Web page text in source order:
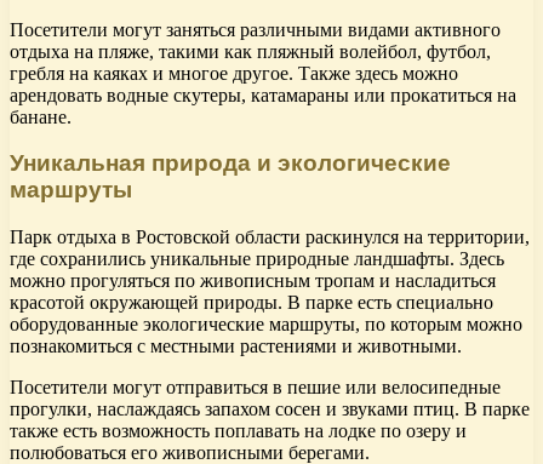
Посетители могут заняться различными видами активного
отдыха на пляже, такими как пляжный волейбол, футбол,
гребля на каяках и многое другое. Также здесь можно
арендовать водные скутеры, катамараны или прокатиться на
банане.
Уникальная природа и экологические
маршруты
Парк отдыха в Ростовской области раскинулся на территории,
где сохранились уникальные природные ландшафты. Здесь
можно прогуляться по живописным тропам и насладиться
красотой окружающей природы. В парке есть специально
оборудованные экологические маршруты, по которым можно
познакомиться с местными растениями и животными.
Посетители могут отправиться в пешие или велосипедные
прогулки, наслаждаясь запахом сосен и звуками птиц. В парке
также есть возможность поплавать на лодке по озеру и
полюбоваться его живописными берегами.